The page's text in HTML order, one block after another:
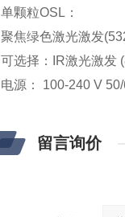
单颗粒OSL：
聚焦绿色激光激发
可选择：IR激光激发
电源： 100-240 V 50/
留言询价